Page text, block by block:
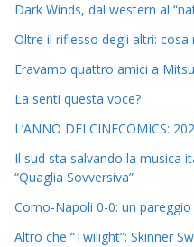
Dark Winds, dal western al
Oltre il riflesso degli altri: cosa
Eravamo quattro amici a
La senti questa voce?
L’ANNO DEI CINECOMICS:
Il sud sta salvando la musica
“Quaglia Sovversiva”
Como-Napoli 0-0: un
Altro che “Twilight”: Skinner